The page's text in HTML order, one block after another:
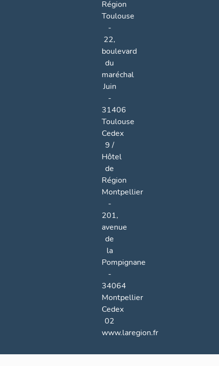
Région
Toulouse
-
22,
boulevard
du
maréchal
Juin
-
31406
Toulouse
Cedex
9 /
Hôtel
de
Région
Montpellier
-
201,
avenue
de
la
Pompignane
-
34064
Montpellier
Cedex
02
www.laregion.fr